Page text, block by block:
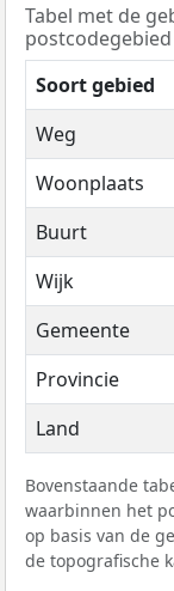
Tabel met de
Soort gebied
Weg
Woonplaats
Buurt
Wijk
Gemeente
Provincie
Land
Bovenstaande
waarbinnen het
op basis van de
de topografische